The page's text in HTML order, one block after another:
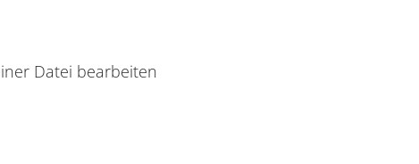
Datei bearbeiten